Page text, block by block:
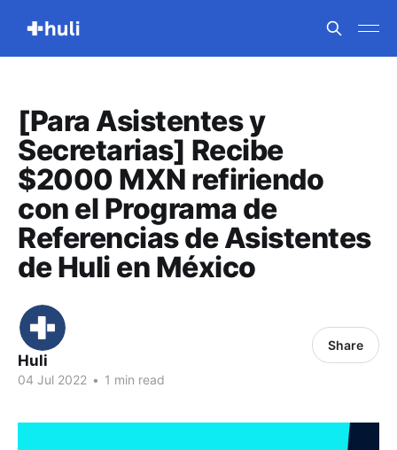
[Para Asistentes y
Secretarias] Recibe
$2000 MXN refiriendo
con el Programa de
Referencias de Asistentes
de Huli en México
Huli
04 Jul 2022 • 1 min read
Share